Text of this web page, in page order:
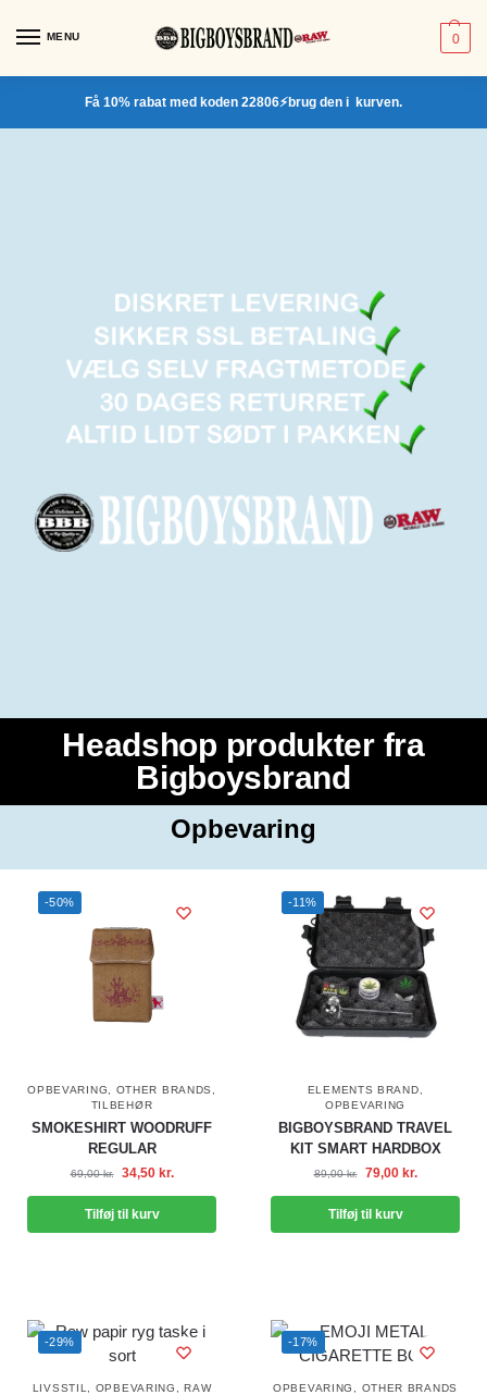
MENU 0
Få 10% rabat med koden 22806⚡brug den i kurven.
Headshop produkter fra
Bigboysbrand
Opbevaring
-50%
OPBEVARING OTHER BRANDS
TILBEHØR
SMOKESHIRT WOODRUFF
REGULAR
69,00kr. 34,50 kr.
Tilføj til kurv
-11%
ELEMENTS BRAND
OPBEVARING
BIGBOYSBRAND TRAVEL
KIT SMART HARDBOX
89,00kr. 79,00 kr.
Tilføj til kurv
-29%
LIVSSTIL OPBEVARING ,RAW
-17%
OPBEVARING OTHER BRANDS